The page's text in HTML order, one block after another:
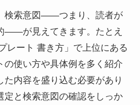
検索意図――つまり、読者が
――が見えてきます。たとえ
レート 書き方」で上位にある
の使い方や具体例を多く紹介
た内容を盛り込む必要があり
定と検索意図の確認をしっか